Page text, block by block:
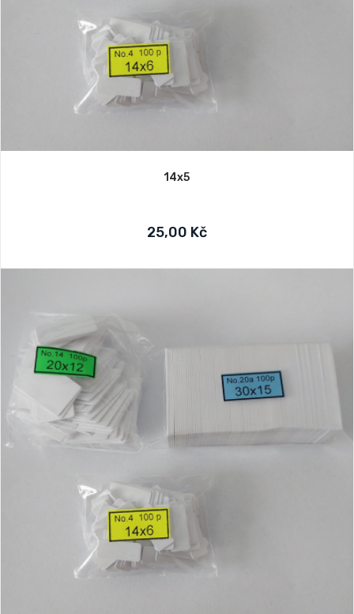
14x5
25,00 Kč